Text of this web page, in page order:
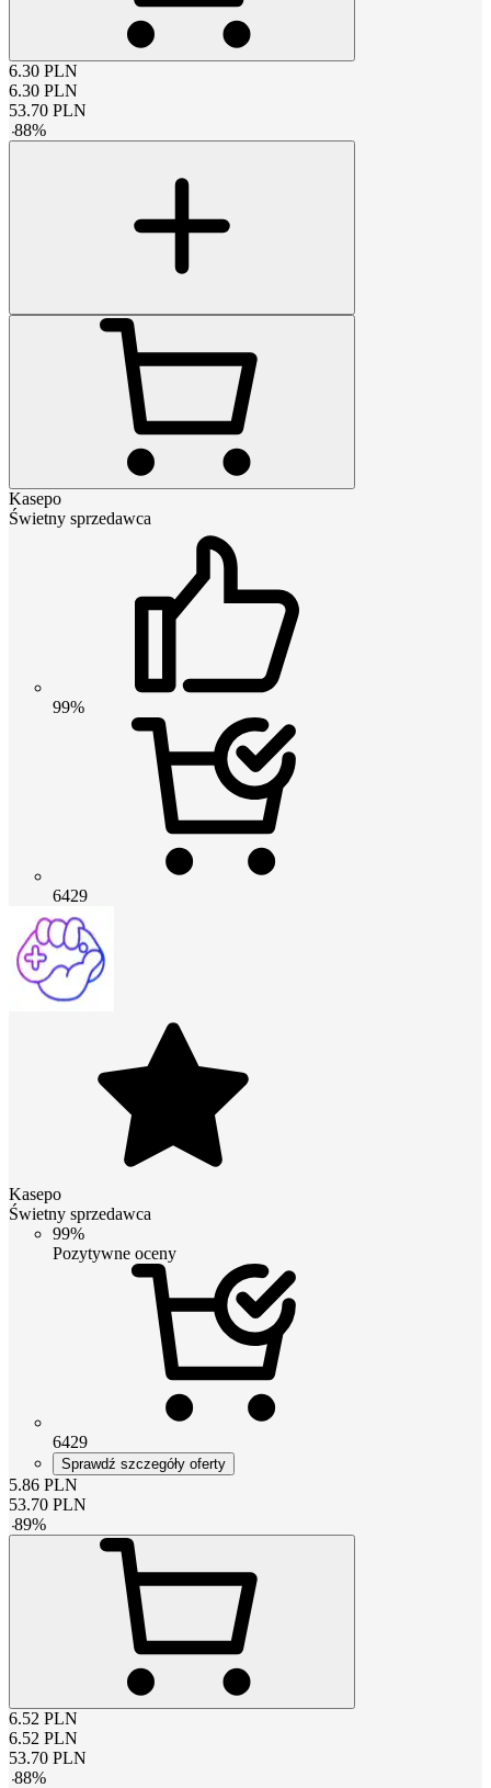
6.30 PLN
6.30 PLN
53.70 PLN
-88%
Kasepo
Świetny sprzedawca
99%
6429
Kasepo
Świetny sprzedawca
99%
Pozytywne oceny
6429
Sprawdź szczegóły oferty
5.86 PLN
53.70 PLN
-89%
6.52 PLN
6.52 PLN
53.70 PLN
-88%